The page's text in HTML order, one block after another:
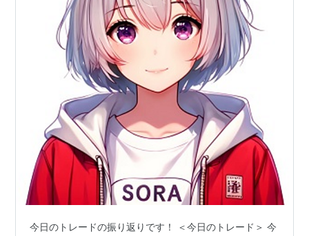
今日のトレードの振り返りです！ ＜今日のトレード＞ 今